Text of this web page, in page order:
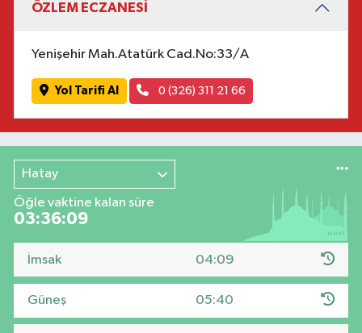
ÖZLEM ECZANESİ
Yenişehir Mah.Atatürk Cad.No:33/A
Yol Tarifi Al 0 (326) 311 21 66
Hatay
Öğle vaktine kalan süre
03:36:08
İmsak 04:09
Güneş 05:40